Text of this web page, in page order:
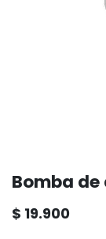
Bomba de
$ 19.900